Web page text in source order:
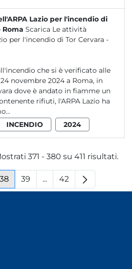
Lazio per l'incendio di
Roma Scarica Le attività
per l'incendio di Tor Cervara -
che si è verificato alle
novembre 2024 a Roma, in
dove è andato in fiamme un
rifiuti, l'ARPA Lazio ha
INCENDIO 2024
371 - 380 su 411 risultati.
Pagina
38 Pagina
39 ...Pagine intermedie
Pagina
42